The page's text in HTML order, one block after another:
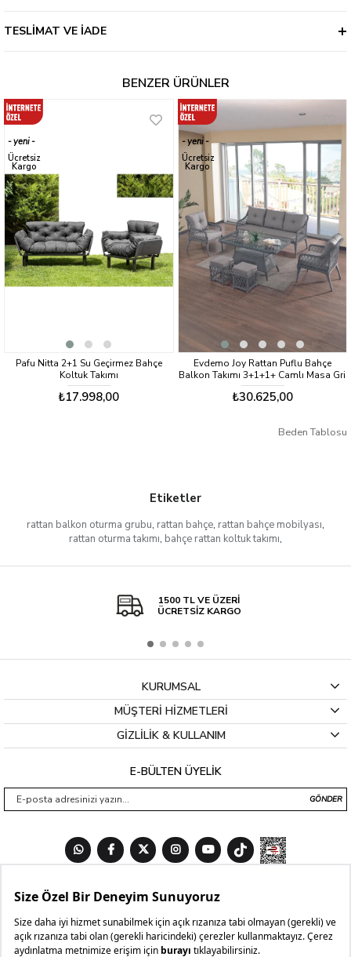
TESLIMAT VE İADE
BENZER ÜRÜNLER
Pafu Nitta 2+1 Su Geçirmez Bahçe
Koltuk Takımı
₺17.998,00
yeni
ürün
Ücretsiz
Kargo
Evdemo Joy Rattan Puflu Bahçe
Balkon Takımı 3+1+1+ Camlı Masa Gri
₺30.625,00
yeni
ürün
Ücretsiz
Kargo
Beden Tablosu
Etiketler
rattan balkon oturma grubu, rattan bahçe, rattan bahçe mobilyası,
rattan oturma takımı, bahçe rattan koltuk takımı,
1500 TL VE ÜZERİ
ÜCRETSİZ KARGO
KURUMSAL
MÜŞTERİ HİZMETLERİ
GİZLİLİK & KULLANIM
E-BÜLTEN ÜYELİK
GÖNDER